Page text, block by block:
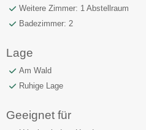
Weitere Zimmer: 1 Abstellraum
Badezimmer: 2
Lage
Am Wald
Ruhige Lage
Geeignet für